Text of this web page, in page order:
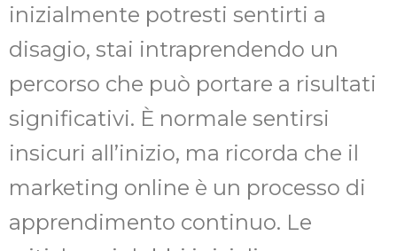
inizialmente potresti sentirti a
disagio, stai intraprendendo un
percorso che può portare a risultati
significativi. È normale sentirsi
insicuri all’inizio, ma ricorda che il
marketing online è un processo di
apprendimento continuo. Le